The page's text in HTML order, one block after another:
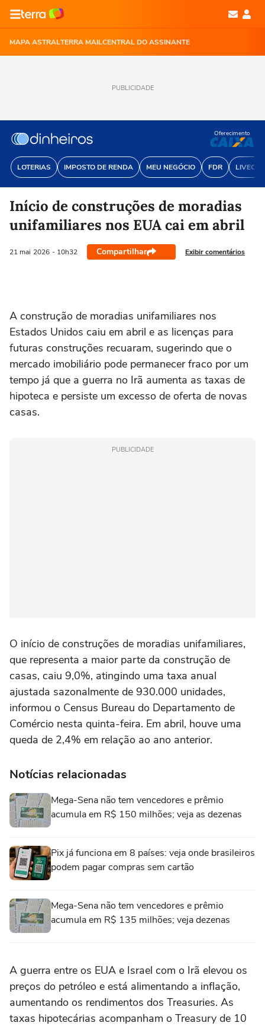
MAPA ASTRALTERRA MAILCENTRAL DO ASSINANTE
PUBLICIDADE
LOTERIAS IMPOSTO DE RENDA MEU NEGÓCIO FDR
Oferecimento
Início de construções de moradias
unifamiliares nos EUA cai em abril
21 mai 2026 - 10h32 Compartilhar Exibir comentários
A construção de ‌moradias unifamiliares nos
Estados Unidos caiu em abril e as licenças para
futuras construções recuaram, sugerindo que o
mercado imobiliário pode permanecer fraco por um
tempo já que a guerra no Irã aumenta ⁠as taxas de
hipoteca e persiste um excesso ‌de oferta de novas
casas.
PUBLICIDADE
O início de construções de moradias unifamiliares,
que representa a ‌maior parte da construção de
casas, ‌caiu 9,0%, atingindo uma taxa anual
⁠ajustada sazonalmente de 930.000 unidades,
informou o Census Bureau do Departamento de
Comércio nesta quinta-feira. Em abril, houve uma
queda de 2,4% em relação ao ano anterior.
Notícias relacionadas
Mega-Sena não tem vencedores e prêmio
acumula em R$ 150 milhões; veja as dezenas
Pix já funciona em 8 países: veja onde brasileiros
podem pagar compras sem cartão
Mega-Sena não tem vencedores e prêmio
acumula em R$ 135 milhões; veja dezenas
A guerra entre os EUA e ‌Israel com o Irã elevou os
preços do petróleo ‌e está alimentando ⁠a ⁠inflação,
aumentando os rendimentos dos Treasuries. As
taxas hipotecárias acompanham ⁠o Treasury de ‌10